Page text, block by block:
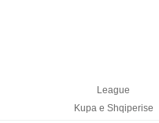
League
Kupa e Shqiperise